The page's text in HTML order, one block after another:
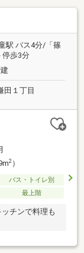
駅 バス4分/「篠
停歩3分
田１丁目
2）
バス・トイレ別
最上階
チンで料理も